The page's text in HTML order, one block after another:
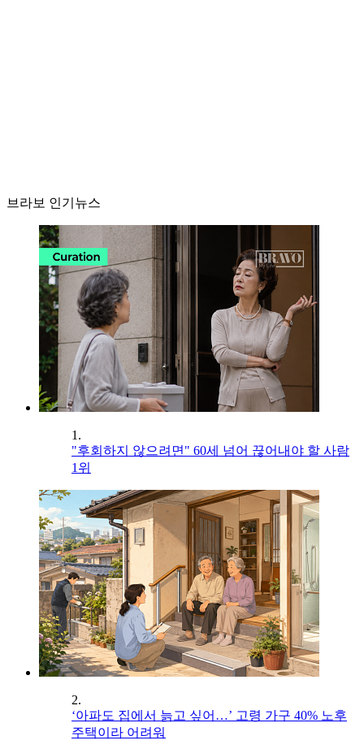
브라보 인기뉴스
1.
"후회하지 않으려면" 60세 넘어 끊어내야 할 사람
1위
2.
‘아파도 집에서 늙고 싶어…’ 고령 가구 40% 노후
주택이라 어려워